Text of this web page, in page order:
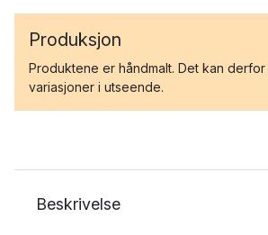
Produksjon
Produktene er håndmalt. Det kan derfor
variasjoner i utseende.
Beskrivelse